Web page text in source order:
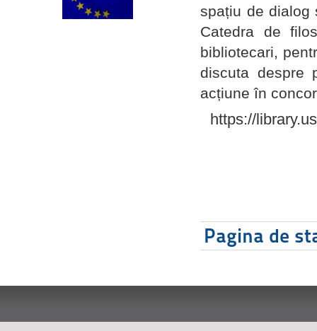
spațiu de dialog
Catedra de
bibliotecari,
discuta despre
acțiune în
https://
Pagina de